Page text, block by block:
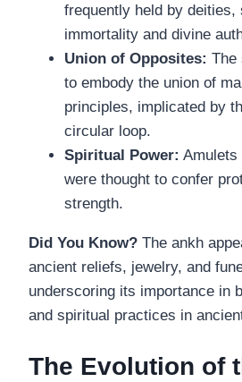
frequently held by deities,
immortality and divine
Union of Opposites: The
to embody the union of
principles, implicated by
circular loop.
Spiritual Power: Amulets
were thought to confer
strength.
Did You Know? The ankh
ancient reliefs, jewelry, and
underscoring its importance in
and spiritual practices in
The Evolution of